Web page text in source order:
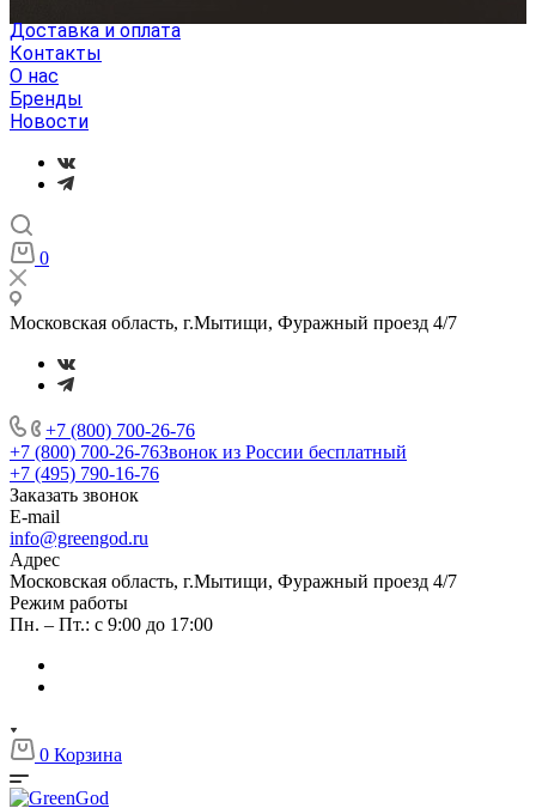
Доставка и оплата
Контакты
О нас
Бренды
Новости
0
Московская область, г.Мытищи, Фуражный проезд 4/7
+7 (800) 700-26-76
+7 (800) 700-26-76Звонок из России бесплатный
+7 (495) 790-16-76
Заказать звонок
E-mail
info@greengod.ru
Адрес
Московская область, г.Мытищи, Фуражный проезд 4/7
Режим работы
Пн. – Пт.: с 9:00 до 17:00
0 Корзина